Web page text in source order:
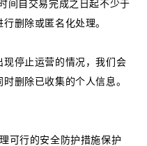
间自交易完成之日起不少于
删除或匿名化处理。
停止运营的情况，我们会
删除已收集的个人信息。
可行的安全防护措施保护